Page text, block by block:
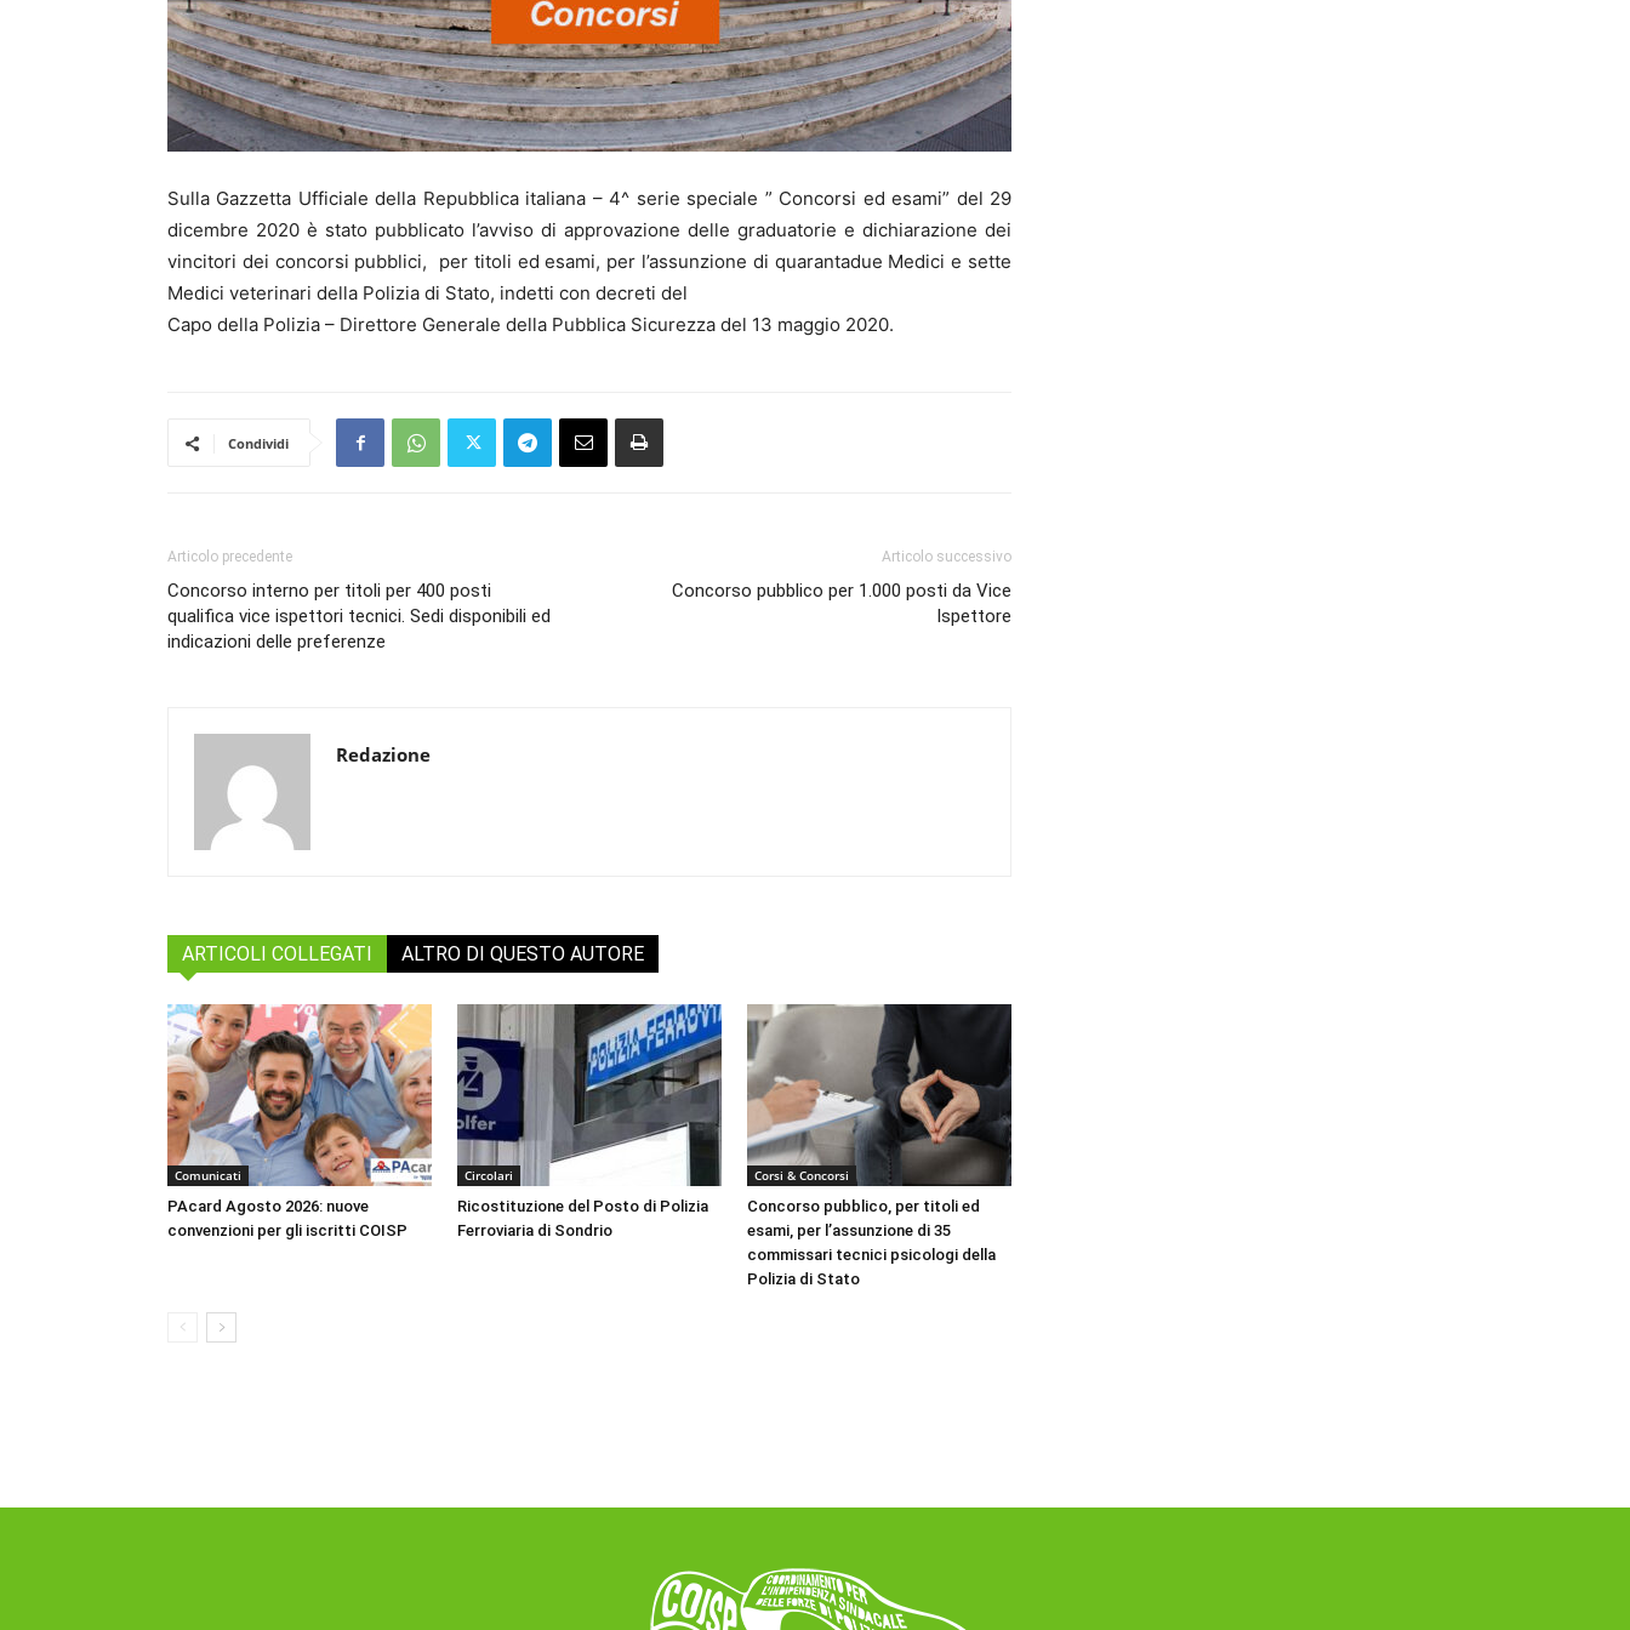
Sulla Gazzetta Ufficiale della Repubblica italiana – 4^ serie speciale ” Concorsi ed esami” del 29
dicembre 2020 è stato pubblicato l’avviso di approvazione delle graduatorie e dichiarazione dei
vincitori dei concorsi pubblici, per titoli ed esami, per l’assunzione di quarantadue Medici e sette
Medici veterinari della Polizia di Stato, indetti con decreti del
Capo della Polizia – Direttore Generale della Pubblica Sicurezza del 13 maggio 2020.
Condividi
Articolo precedente
Concorso interno per titoli per 400 posti
qualifica vice ispettori tecnici. Sedi disponibili ed
indicazioni delle preferenze
Articolo successivo
Concorso pubblico per 1.000 posti da Vice
Ispettore
Redazione
ARTICOLI COLLEGATI ALTRO DI QUESTO AUTORE
Comunicati
PAcard Agosto 2026: nuove
convenzioni per gli iscritti COISP
Circolari
Ricostituzione del Posto di Polizia
Ferroviaria di Sondrio
Corsi & Concorsi
Concorso pubblico, per titoli ed
esami, per l’assunzione di 35
commissari tecnici psicologi della
Polizia di Stato